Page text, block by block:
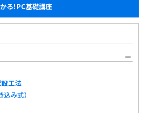
る！PC基礎講座
設工法
込み式）